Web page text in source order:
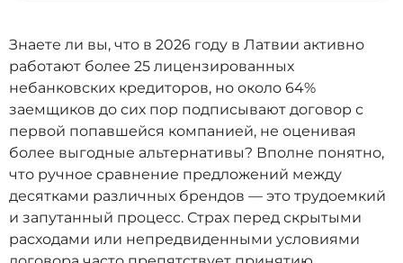
Знаете ли вы, что в 2026 году в Латвии активно
работают более 25 лицензированных
небанковских кредиторов, но около 64%
заемщиков до сих пор подписывают договор с
первой попавшейся компанией, не оценивая
более выгодные альтернативы? Вполне понятно,
что ручное сравнение предложений между
десятками различных брендов — это трудоемкий
и запутанный процесс. Страх перед скрытыми
расходами или непредвиденными условиями